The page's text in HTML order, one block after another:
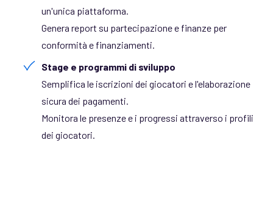
un'unica piattaforma.
Genera report su partecipazione e finanze per
conformità e finanziamenti.
Stage e programmi di sviluppo
Semplifica le iscrizioni dei giocatori e l'elaborazione
sicura dei pagamenti.
Monitora le presenze e i progressi attraverso i profili
dei giocatori.